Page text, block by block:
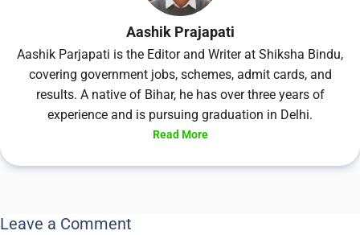
Aashik Prajapati
Aashik Parjapati is the Editor and Writer at Shiksha Bindu,
covering government jobs, schemes, admit cards, and
results. A native of Bihar, he has over three years of
experience and is pursuing graduation in Delhi.
Read More
Leave a Comment